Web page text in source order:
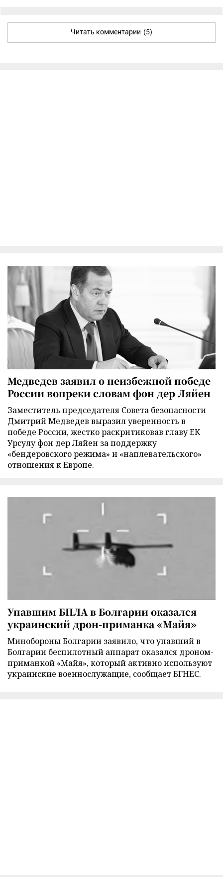
Читать комментарии (5)
Медведев заявил о неизбежной победе
России вопреки словам фон дер Ляйен
Заместитель председателя Совета безопасности
Дмитрий Медведев выразил уверенность в
победе России, жестко раскритиковав главу ЕК
Урсулу фон дер Ляйен за поддержку
«бендеровского режима» и «наплевательского»
отношения к Европе.
Упавшим БПЛА в Болгарии оказался
украинский дрон-приманка «Майя»
Минобороны Болгарии заявило, что упавший в
Болгарии беспилотный аппарат оказался дроном-
приманкой «Майя», который активно используют
украинские военнослужащие, сообщает БГНЕС.